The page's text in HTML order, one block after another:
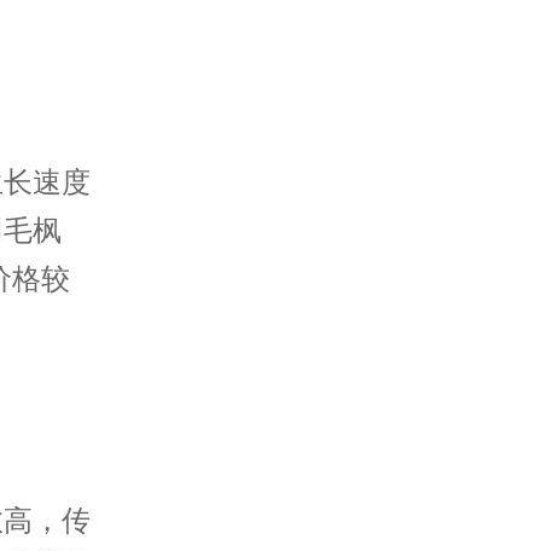
速度
枫
格较
，传